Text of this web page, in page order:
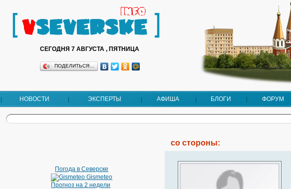
СЕГОДНЯ 7 АВГУСТА , ПЯТНИЦА
ПОДЕЛИТЬСЯ…
НОВОСТИ ЭКСПЕРТЫ АФИША БЛОГИ ФОРУМ
Погода в Северске
Gismeteo
Прогноз на 2 недели
со стороны: